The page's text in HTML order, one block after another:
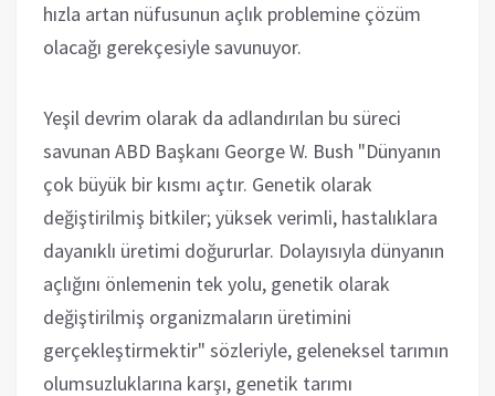
hızla artan nüfusunun açlık problemine çözüm
olacağı gerekçesiyle savunuyor.
Yeşil devrim olarak da adlandırılan bu süreci
savunan ABD Başkanı George W. Bush "Dünyanın
çok büyük bir kısmı açtır. Genetik olarak
değiştirilmiş bitkiler; yüksek verimli, hastalıklara
dayanıklı üretimi doğururlar. Dolayısıyla dünyanın
açlığını önlemenin tek yolu, genetik olarak
değiştirilmiş organizmaların üretimini
gerçekleştirmektir" sözleriyle, geleneksel tarımın
olumsuzluklarına karşı, genetik tarımı